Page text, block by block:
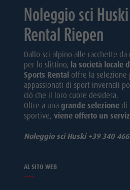
Noleggio sci
Rental Riepen
Dallo sci alpino alle racchette
per lo slittino, la società locale
Sports Rental offre la selezione
appassionati di sport invernali
ciò che il loro cuore desidera.
Oltre a unagrande selezione di
sportive,viene offerto un
Noleggio sci Huski +39 340
AL SITO WEB